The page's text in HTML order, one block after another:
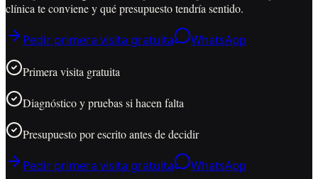
clínica te conviene y qué presupuesto tendría sentido.
Pedir primera visita gratuita WhatsApp
Primera visita gratuita
Diagnóstico y pruebas si hacen falta
Presupuesto por escrito antes de decidir
Pedir primera visita gratuita WhatsApp